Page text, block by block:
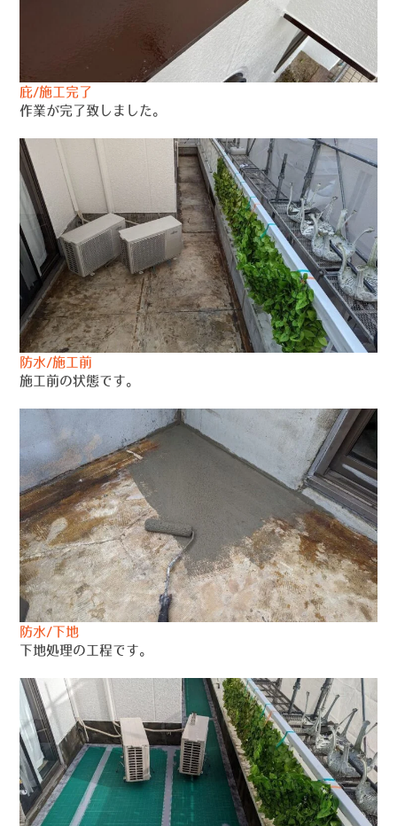
庇/施工完了
作業が完了致しました。
防水/施工前
施工前の状態です。
防水/下地
下地処理の工程です。